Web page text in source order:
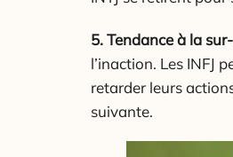
5. Tendance à la
l’inaction. Les INFJ
retarder leurs
suivante.